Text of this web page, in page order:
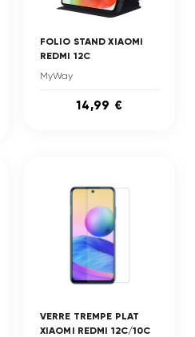
FOLIO STAND XIAOMI
REDMI 12C
MyWay
14,99 €
VERRE TREMPE PLAT
XIAOMI REDMI 12C/10C